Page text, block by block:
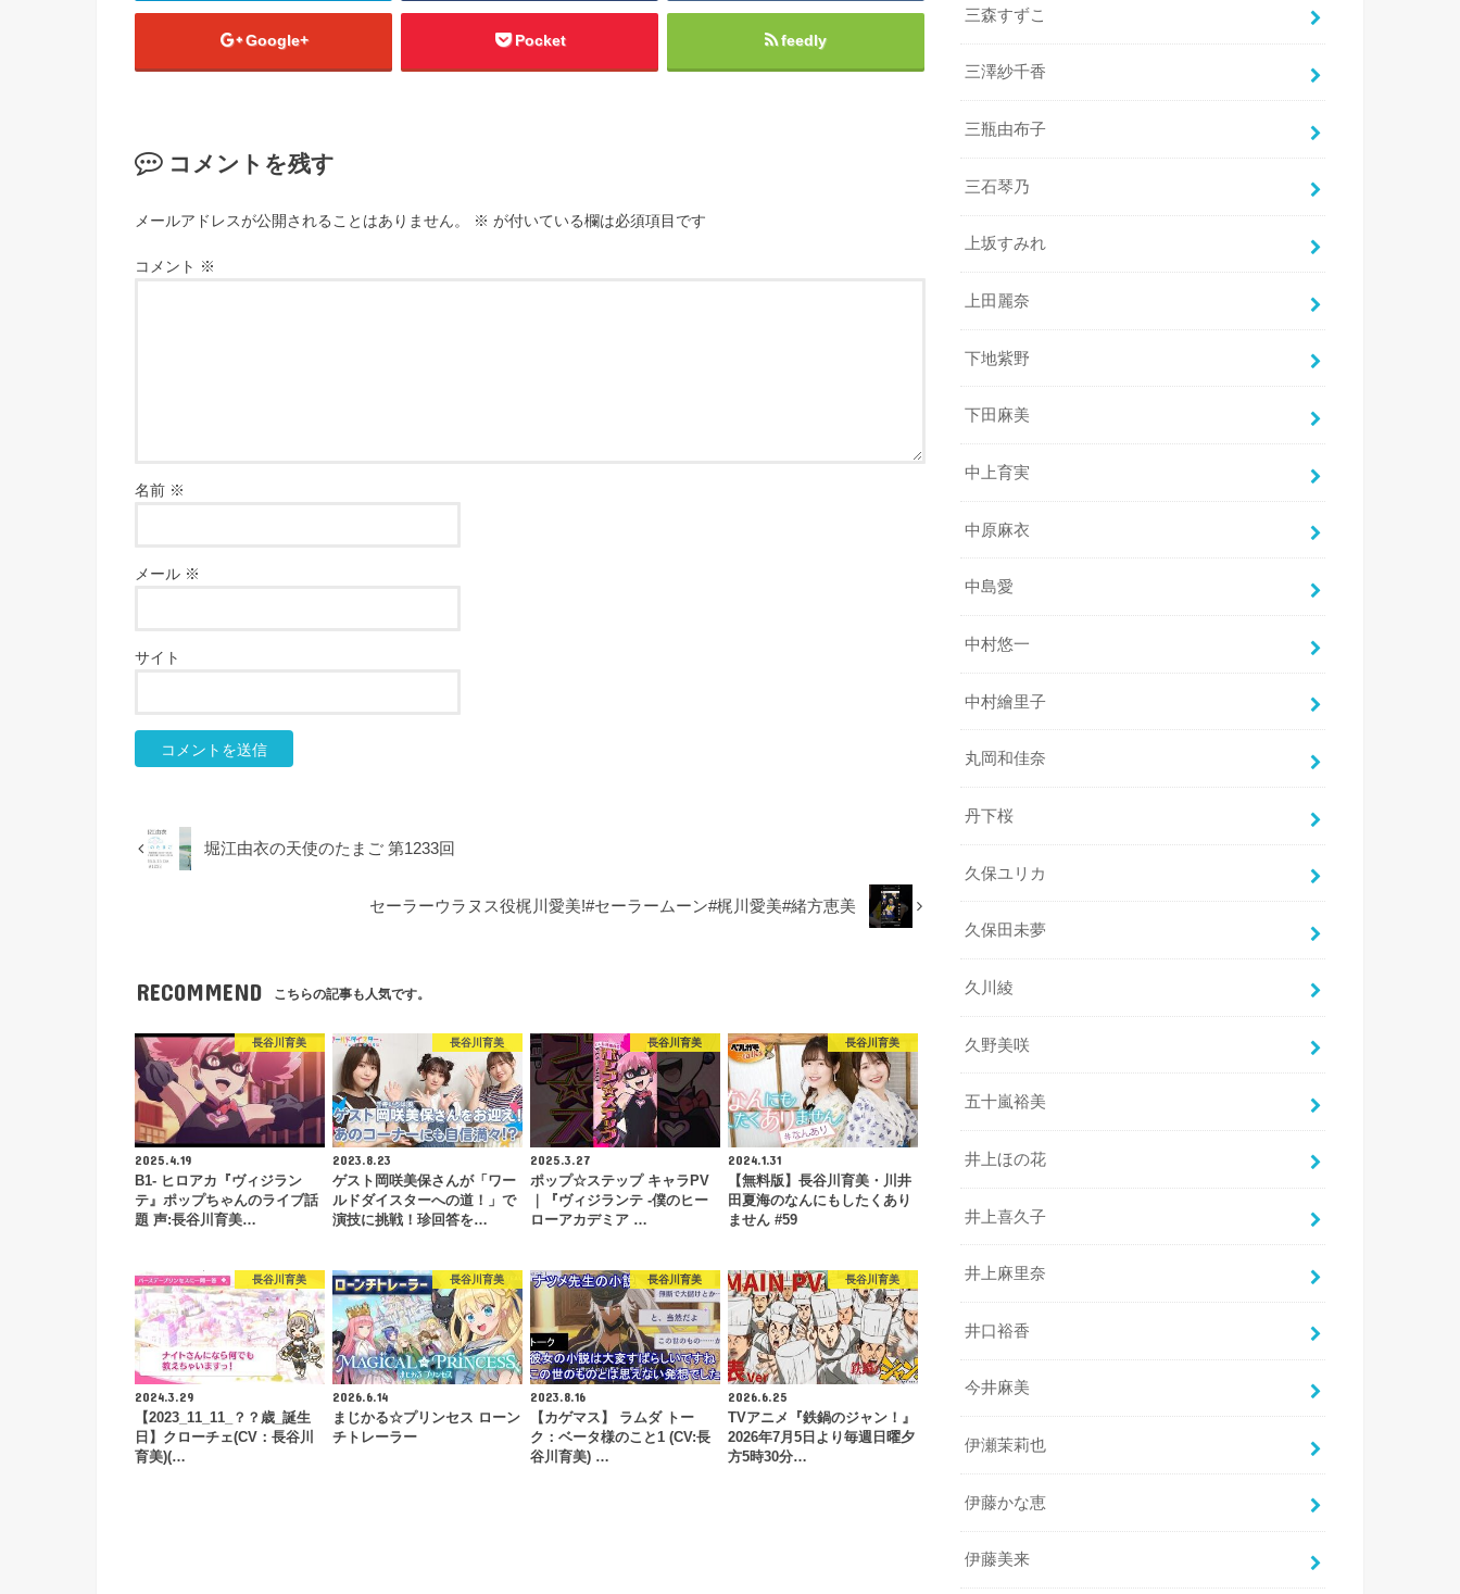
Google+ Pocket feedly
コメントを残す
メールアドレスが公開されることはありません。 ※ が付いている欄は必須項目です
コメント ※
名前 ※
メール ※
サイト
堀江由衣の天使のたまご 第1233回
セーラーウラヌス役梶川愛美!#セーラームーン#梶川愛美#緒方恵美
RECOMMEND こちらの記事も人気です。
長谷川育美
2025.4.19
B1- ヒロアカ『ヴィジラン
テ』ポップちゃんのライブ話
題 声:長谷川育美…
長谷川育美
2023.8.23
ゲスト岡咲美保さんが「ワー
ルドダイスターへの道！」で
演技に挑戦！珍回答を…
長谷川育美
2025.3.27
ポップ☆ステップ キャラPV
｜『ヴィジランテ -僕のヒー
ローアカデミア …
長谷川育美
2024.1.31
【無料版】長谷川育美・川井
田夏海のなんにもしたくあり
ません #59
長谷川育美
2024.3.29
【2023_11_11_？？歳_誕生
日】クローチェ(CV：長谷川
育美)(…
長谷川育美
2026.6.14
まじかる☆プリンセス ローン
チトレーラー
長谷川育美
2023.8.16
【カゲマス】 ラムダ トー
ク：ベータ様のこと1 (CV:長
谷川育美) …
長谷川育美
2026.6.25
TVアニメ『鉄鍋のジャン！』
2026年7月5日より毎週日曜夕
方5時30分…
三森すずこ
三澤紗千香
三瓶由布子
三石琴乃
上坂すみれ
上田麗奈
下地紫野
下田麻美
中上育実
中原麻衣
中島愛
中村悠一
中村繪里子
丸岡和佳奈
丹下桜
久保ユリカ
久保田未夢
久川綾
久野美咲
五十嵐裕美
井上ほの花
井上喜久子
井上麻里奈
井口裕香
今井麻美
伊瀬茉莉也
伊藤かな恵
伊藤美来